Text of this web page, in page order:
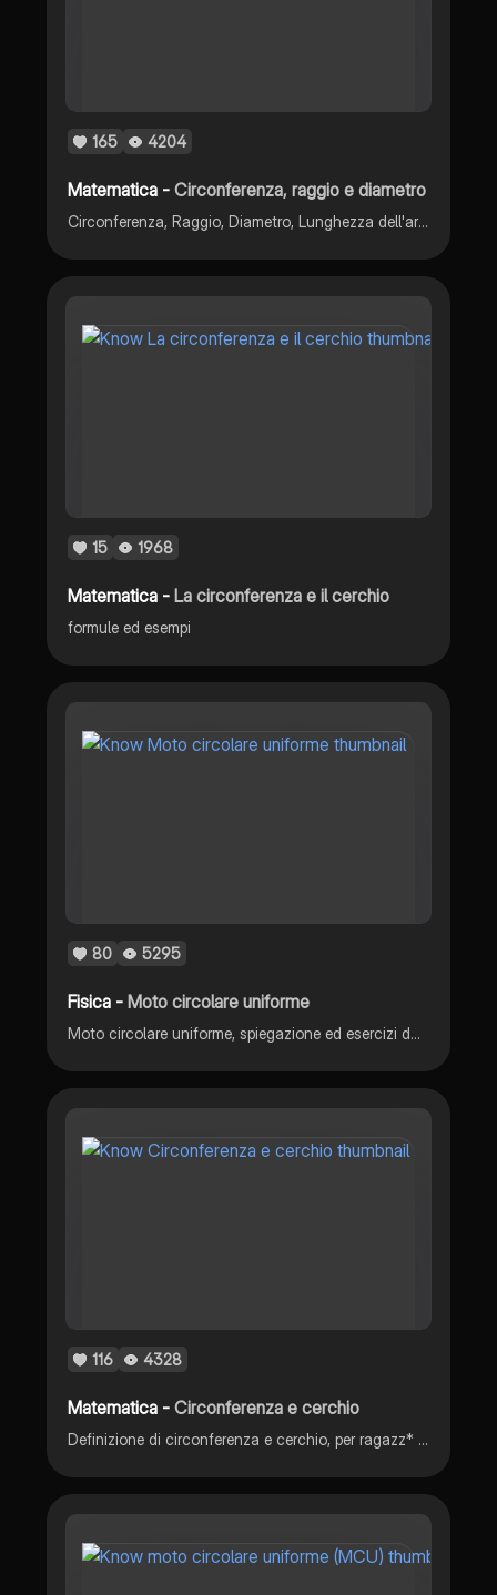
165 4204
Matematica -Circonferenza, raggio e diametro
Circonferenza, Raggio, Diametro, Lunghezza dell'arco, Settore circolare e angolo al centro
15 1968
Matematica -La circonferenza e il cerchio
formule ed esempi
80 5295
Fisica -Moto circolare uniforme
Moto circolare uniforme, spiegazione ed esercizi da svolgere
116 4328
Matematica -Circonferenza e cerchio
Definizione di circonferenza e cerchio, per ragazz* delle scuole medie.